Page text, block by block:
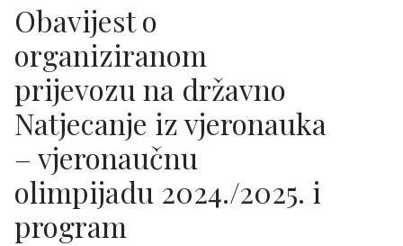
Obavijest o
organiziranom
prijevozu na državno
Natjecanje iz vjeronauka
– vjeronaučnu
olimpijadu 2024./2025. i
program